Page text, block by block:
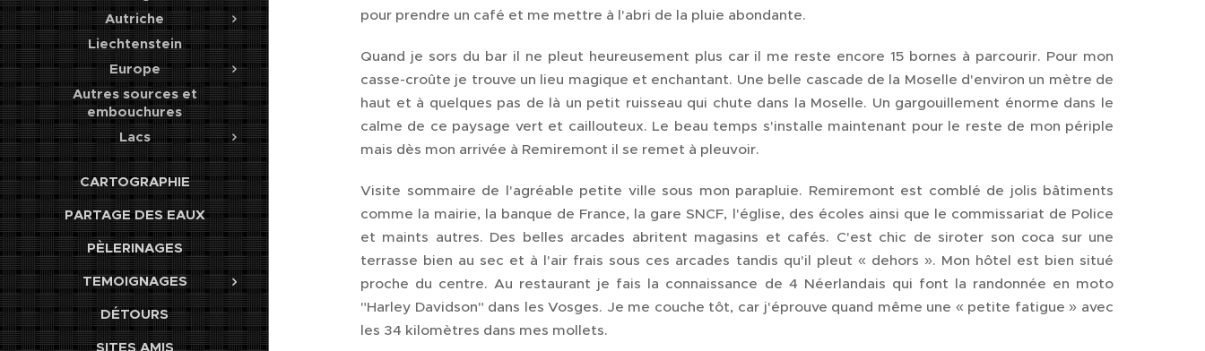
Autriche
Liechtenstein
Europe
Autres sources et
embouchures
Lacs
CARTOGRAPHIE
PARTAGE DES EAUX
PÈLERINAGES
TEMOIGNAGES
DÉTOURS
SITES AMIS
pour prendre un café et me mettre à l'abri de la pluie abondante.
Quand je sors du bar il ne pleut heureusement plus car il me reste encore 15 bornes à parcourir. Pour mon
casse-croûte je trouve un lieu magique et enchantant. Une belle cascade de la Moselle d'environ un mètre de
haut et à quelques pas de là un petit ruisseau qui chute dans la Moselle. Un gargouillement énorme dans le
calme de ce paysage vert et caillouteux. Le beau temps s'installe maintenant pour le reste de mon périple
mais dès mon arrivée à Remiremont il se remet à pleuvoir.
Visite sommaire de l'agréable petite ville sous mon parapluie. Remiremont est comblé de jolis bâtiments
comme la mairie, la banque de France, la gare SNCF, l'église, des écoles ainsi que le commissariat de Police
et maints autres. Des belles arcades abritent magasins et cafés. C'est chic de siroter son coca sur une
terrasse bien au sec et à l'air frais sous ces arcades tandis qu'il pleut « dehors ». Mon hôtel est bien situé
proche du centre. Au restaurant je fais la connaissance de 4 Néerlandais qui font la randonnée en moto
"Harley Davidson" dans les Vosges. Je me couche tôt, car j'éprouve quand même une « petite fatigue » avec
les 34 kilomètres dans mes mollets.